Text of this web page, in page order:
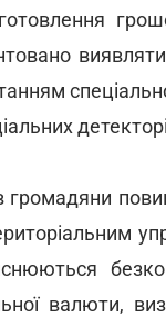
громадяни
валюти,